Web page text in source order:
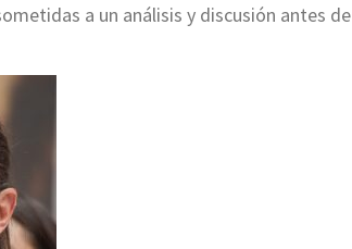
a un análisis y discusión antes de